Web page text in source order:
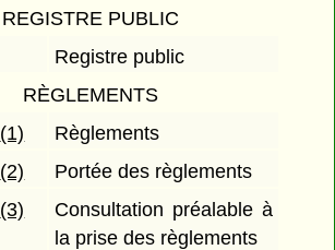
REGISTRE PUBLIC
Registre public
RÈGLEMENTS
(1)
Règlements
(2)
Portée des règlements
(3)
Consultation préalable à
la prise des règlements